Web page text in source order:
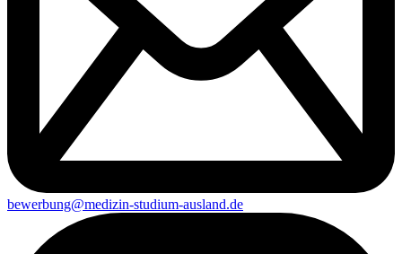
bewerbung@medizin-studium-ausland.de